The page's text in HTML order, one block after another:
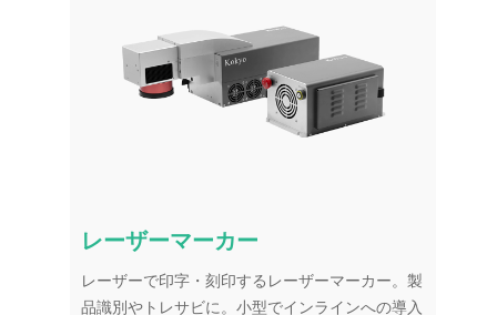
レーザーマーカー
レーザーで印字・刻印するレーザーマーカー。製
品識別やトレサビに。小型でインラインへの導入